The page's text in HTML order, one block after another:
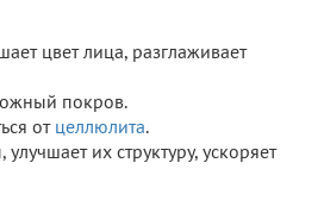
цвет лица, разглаживает
покров.
от целлюлита.
их структуру, ускоряет